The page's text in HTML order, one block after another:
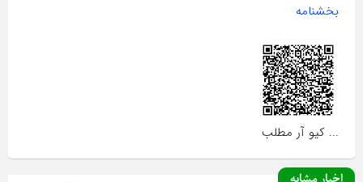
بخشنامه
... کیو آر مطلب